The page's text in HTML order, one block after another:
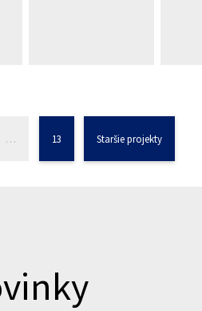
… 13 Staršie projekty